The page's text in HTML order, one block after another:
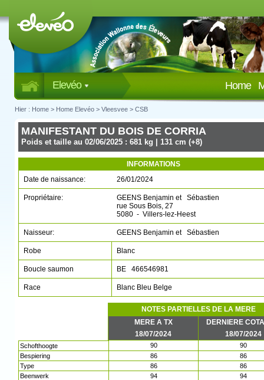
Elevéo Home
Hier : Home > Home Elevéo > Vleesvee > CSB
MANIFESTANT DU BOIS DE CORRIA
Poids et taille au 02/06/2025 : 681 kg | 131 cm (+8)
INFORMATIONS
Date de naissance:
26/01/2024
Propriétaire:
GEENS Benjamin et Sébastien
rue Sous Bois, 27
5080 - Villers-lez-Heest
Naisseur: GEENS Benjamin et Sébastien
Robe Blanc
Boucle saumon BE 466546981
Race Blanc Bleu Belge
NOTES PARTIELLES DE LA MERE
MERE A TX
18/07/2024
DERNIERE
18/07/2024
Schofthoogte 90
90
Bespiering
86
86
Type
86
86
Beenwerk
94
94